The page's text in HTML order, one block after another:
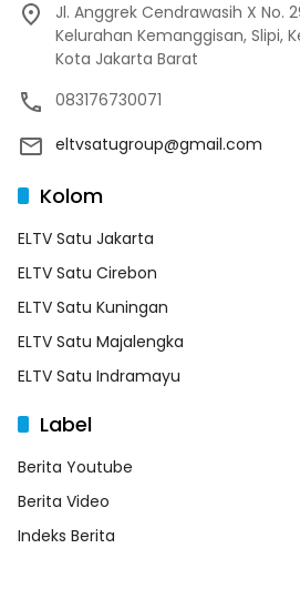
Jl. Anggrek Cendrawasih X No.
Kelurahan Kemanggisan, Slipi,
Kota Jakarta Barat
083176730071
eltvsatugroup@gmail.com
Kolom
ELTV Satu Jakarta
ELTV Satu Cirebon
ELTV Satu Kuningan
ELTV Satu Majalengka
ELTV Satu Indramayu
Label
Berita Youtube
Berita Video
Indeks Berita